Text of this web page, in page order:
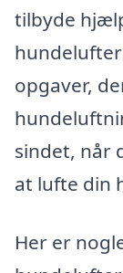
tilbyde
opgaver,
sindet, når
at lufte din
Her er